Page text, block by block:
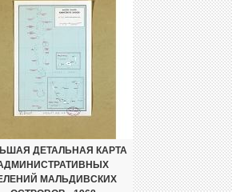
ДЕТАЛЬНАЯ КАРТА
МАЛЬДИВСКИХ